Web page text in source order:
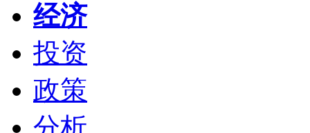
经济
投资
政策